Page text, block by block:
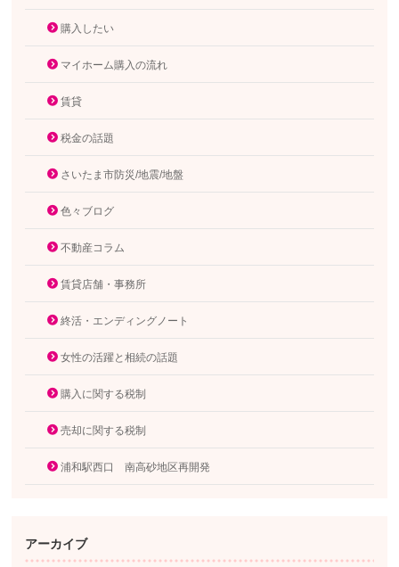
購入したい
マイホーム購入の流れ
賃貸
税金の話題
さいたま市防災/地震/地盤
色々ブログ
不動産コラム
賃貸店舗・事務所
終活・エンディングノート
女性の活躍と相続の話題
購入に関する税制
売却に関する税制
浦和駅西口 南高砂地区再開発
アーカイブ